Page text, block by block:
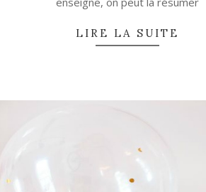
LIRE LA SUITE